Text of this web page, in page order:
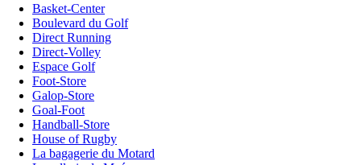
Basket-Center
Boulevard du Golf
Direct Running
Direct-Volley
Espace Golf
Foot-Store
Galop-Store
Goal-Foot
Handball-Store
House of Rugby
La bagagerie du Motard